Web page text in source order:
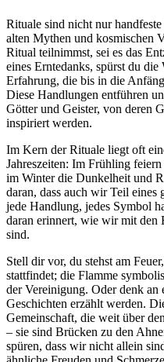
Rituale sind⁤ nicht nur
alten Mythen und ⁤kosmischen
Ritual ‍teilnimmst, sei es das
eines ⁣Erntedanks, spürst du
Erfahrung, die bis in die
Diese Handlungen‌ entführen
Götter und Geister, von deren
inspiriert werden.
Im⁤ Kern der Rituale liegt‌ oft⁣
Jahreszeiten: Im Frühling
im Winter⁣ die Dunkelheit und⁢
‍daran, dass auch wir Teil ​eines
jede⁤ Handlung, jedes Symbol
daran erinnert, wie wir mit den
sind.
Stell dir vor, du stehst⁢ am
stattfindet; ‍die Flamme
der Vereinigung. Oder denk an
Geschichten erzählt werden.
Gemeinschaft, die weit ⁢über
– sie sind Brücken zu den
‍spüren, ‍dass wir nicht allein